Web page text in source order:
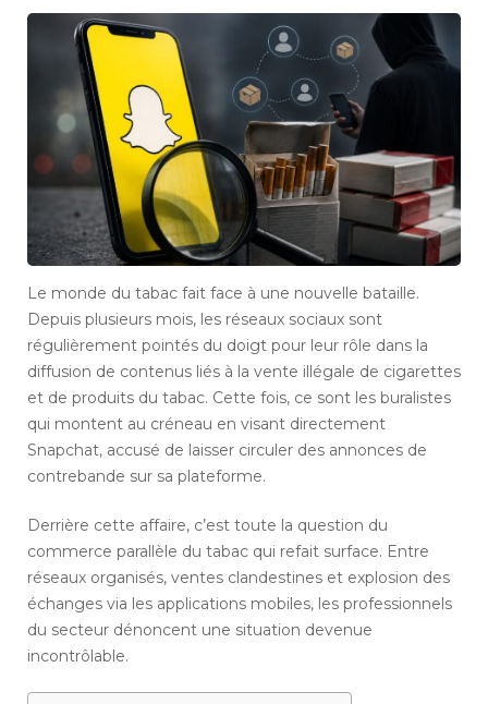
Le monde du tabac fait face à une nouvelle bataille.
Depuis plusieurs mois, les réseaux sociaux sont
régulièrement pointés du doigt pour leur rôle dans la
diffusion de contenus liés à la vente illégale de cigarettes
et de produits du tabac. Cette fois, ce sont les buralistes
qui montent au créneau en visant directement
Snapchat, accusé de laisser circuler des annonces de
contrebande sur sa plateforme.
Derrière cette affaire, c’est toute la question du
commerce parallèle du tabac qui refait surface. Entre
réseaux organisés, ventes clandestines et explosion des
échanges via les applications mobiles, les professionnels
du secteur dénoncent une situation devenue
incontrôlable.